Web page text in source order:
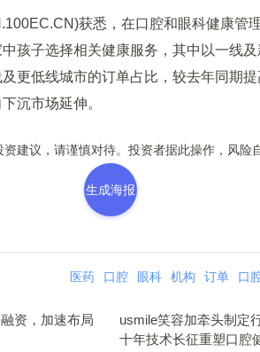
获悉，在口腔和眼科健康管
孩子选择相关健康服务，其中以一线
更低线城市的订单占比，较去年同期
沉市场延伸。
议，请谨慎对待。投资者据此操作，风险自
生成海报
医药 口腔 眼科 机构 订单 口
资，加速布局
usmile笑容加牵头制定
十年技术长征重塑口腔